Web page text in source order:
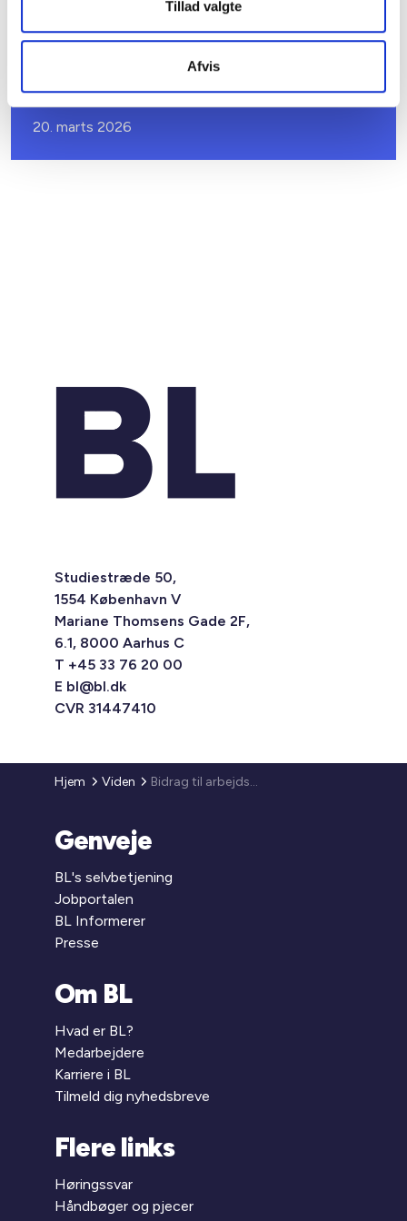
Tillad valgte
Afvis
BL INFORMERER
Sundhedsreformens konsekvenser for
plejeboliger
20. marts 2026
Studiestræde 50,
1554 København V
Mariane Thomsens Gade 2F,
6.1, 8000 Aarhus C
T +45 33 76 20 00
E bl@bl.dk
CVR 31447410
Hjem Viden Bidrag til arbejdskapital og henlæggelse til dispositionsfond
Genveje
BL's selvbetjening
Jobportalen
BL Informerer
Presse
Om BL
Hvad er BL?
Medarbejdere
Karriere i BL
Tilmeld dig nyhedsbreve
Flere links
Høringssvar
Håndbøger og pjecer